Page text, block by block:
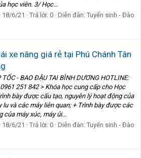
học viên. 3/ Học...
18/6/21 Trả lời: 0 Diễn đàn: Tuyển sinh - Đào
xe nâng giá rẻ tại Phú Chánh Tân
TỐC - BAO ĐẬU TAI BÌNH DƯƠNG HOTLINE:
251 842 > Khóa học cung cấp cho Học
bày được cấu tạo, nguyên lý hoạt động của
lu và các máy liên quan; + Trình bày được các
của máy xúc, máy ủi...
18/6/21 Trả lời: 0 Diễn đàn: Tuyển sinh - Đào